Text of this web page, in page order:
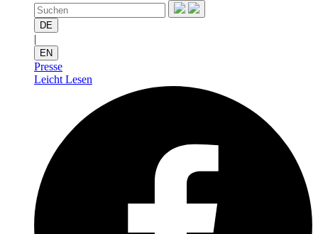
DE
|
EN
Presse
Leicht Lesen